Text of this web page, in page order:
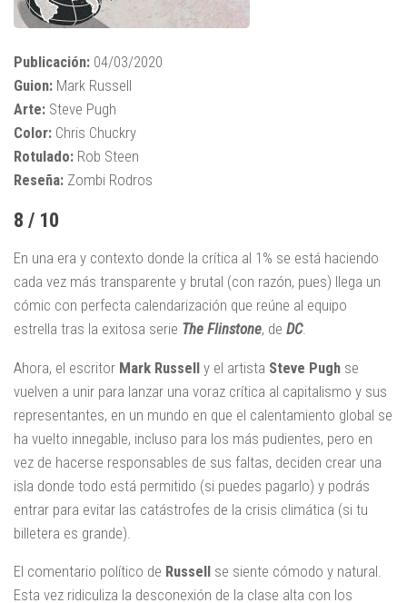
Publicación: 04/03/2020
Guion: Mark Russell
Arte: Steve Pugh
Color: Chris Chuckry
Rotulado: Rob Steen
Reseña: Zombi Rodros
8 / 10
En una era y contexto donde la crítica al 1% se está haciendo
cada vez más transparente y brutal (con razón, pues) llega un
cómic con perfecta calendarización que reúne al equipo
estrella tras la exitosa serie The Flinstone, de DC.
Ahora, el escritor Mark Russell y el artista Steve Pugh se
vuelven a unir para lanzar una voraz crítica al capitalismo y sus
representantes, en un mundo en que el calentamiento global se
ha vuelto innegable, incluso para los más pudientes, pero en
vez de hacerse responsables de sus faltas, deciden crear una
isla donde todo está permitido (si puedes pagarlo) y podrás
entrar para evitar las catástrofes de la crisis climática (si tu
billetera es grande).
El comentario político de Russell se siente cómodo y natural.
Esta vez ridiculiza la desconexión de la clase alta con los